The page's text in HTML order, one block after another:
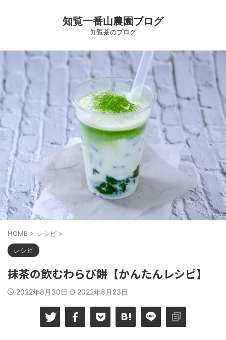
知覧一番山農園ブログ
知覧茶のブログ
HOME > レシピ >
レシピ
抹茶の飲むわらび餅【かんたんレシピ】
2022年8月30日 2022年8月23日